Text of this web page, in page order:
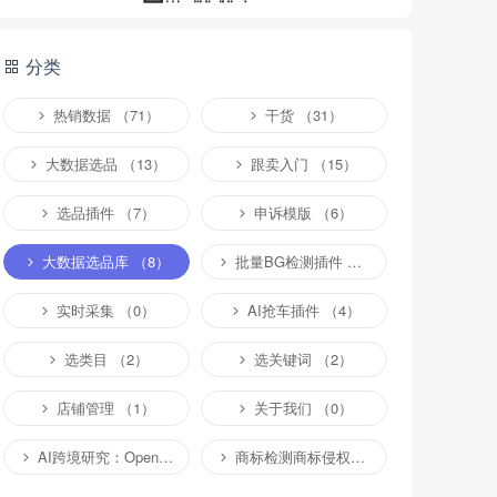
分类
热销数据 （71） 干货 （31）
大数据选品 （13） 跟卖入门 （15）
选品插件 （7） 申诉模版 （6）
大数据选品库 （8） 批量BG检测插件 （4）
实时采集 （0） AI抢车插件 （4）
选类目 （2） 选关键词 （2）
店铺管理 （1） 关于我们 （0）
AI跨境研究：OpenClaw小龙虾等应用 （2） 商标检测商标侵权专栏 （1）